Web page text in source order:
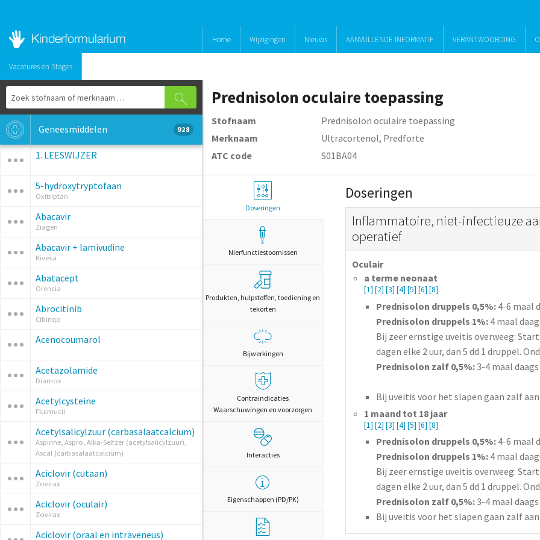
Home Wijzigingen Nieuws AANVULLENDE INFORMATIE VERANTWOORDING
Vacatures en Stages
Geneesmiddelen 928
1. LEESWIJZER
5-hydroxytryptofaan
Oxitriptan
Abacavir
Ziagen
Abacavir + lamivudine
Kivexa
Abatacept
Orencia
Abrocitinib
Cibinqo
Acenocoumarol
Acetazolamide
Diamox
Acetylcysteine
Fluimucil
Acetylsalicylzuur (carbasalaatcalcium)
Aspirine, Aspro, Alka-Seltzer (acetylsalicylzuur),
Ascal (carbasalaatcalcium)
Aciclovir (cutaan)
Zovirax
Aciclovir (oculair)
Zovirax
Aciclovir (oraal en intraveneus)
Prednisolon oculaire toepassing
Stofnaam
Prednisolon oculaire toepassing
Merknaam
Ultracortenol, Predforte
ATC code
S01BA04
Doseringen
Nierfunctiestoornissen
Produkten, hulpstoffen, toediening en
tekorten
Bijwerkingen
Contraindicaties
Waarschuwingen en voorzorgen
Interacties
Eigenschappen (PD/PK)
Doseringen
Inflammatoire, niet-infectieuze
operatief
Oculair
a terme neonaat
[1] [2] [3] [4] [5] [6] [8]
Prednisolon druppels 0,5%:4-6 maal
Prednisolon druppels 1%:4 maal
Bij zeer ernstige uveitis overweeg:
dagen elke 2 uur, dan 5 dd 1 druppel.
Prednisolon zalf 0,5%: 3-4 maal
Bij uveitis voor het slapen gaan zalf
1 maand tot 18 jaar
[1] [2] [3] [4] [5] [6] [8]
Prednisolon druppels 0,5%:4-6 maal
Prednisolon druppels 1%:4 maal
Bij zeer ernstige uveitis overweeg:
dagen elke 2 uur, dan 5 dd 1 druppel.
Prednisolon zalf 0,5%:3-4 maal
Bij uveitis voor het slapen gaan zalf